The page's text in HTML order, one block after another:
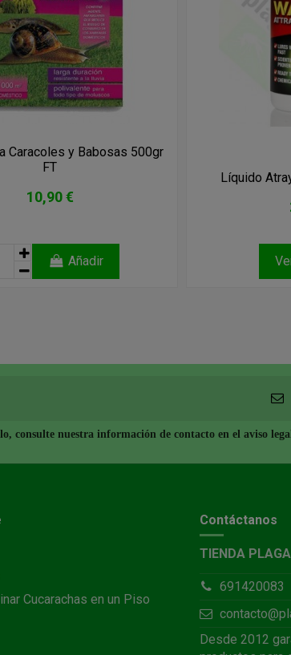
Caracoles y Babosas 500gr
FT
10,90 €
Añadir
Líquido
consulte nuestra información de contacto en el aviso
Cucarachas en un Piso
Contáctanos
TIENDA
691420083
Desde 2012